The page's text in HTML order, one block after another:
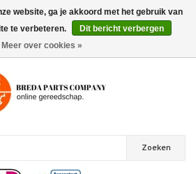
Zoeken
website, ga je akkoord met het gebruik van
te verbeteren.
Dit bericht verbergen
Meer over cookies »